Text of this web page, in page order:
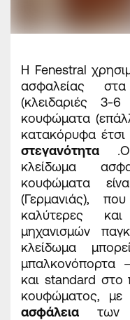
Η Fenestral
ασφαλείας
(κλειδαριές 3-
κουφώματα
κατακόρυφα έτσι
στεγανότητα .
κλείδωμα
κουφώματα
(Γερμανιάς),
καλύτερες και
μηχανισμών
κλείδωμα
μπαλκονόπορτα
και standard στο
κουφώματος,
ασφάλεια των